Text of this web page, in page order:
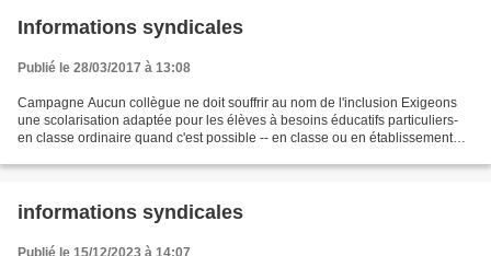
Informations syndicales
Publié le 28/03/2017 à 13:08
Campagne Aucun collègue ne doit souffrir au nom de l'inclusion Exigeons
une scolarisation adaptée pour les élèves à besoins éducatifs particuliers-
en classe ordinaire quand c'est possible -- en classe ou en établissement
informations syndicales
Publié le 15/12/2023 à 14:07